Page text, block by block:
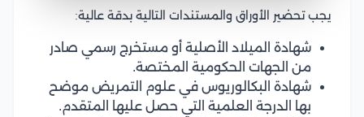
يجب تحضير الأوراق والمستندات التالية بدقة عالية:
شهادة الميلاد الأصلية أو مستخرج رسمي صادر
من الجهات الحكومية المختصة.
شهادة البكالوريوس في علوم التمريض موضح
بها الدرجة العلمية التي حصل عليها المتقدم.